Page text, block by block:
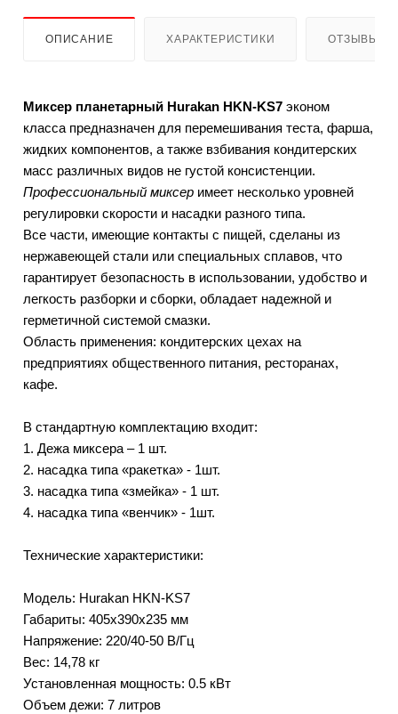
ОПИСАНИЕ ХАРАКТЕРИСТИКИ ОТЗЫВЫ
Миксер планетарный Hurakan HKN-KS7 эконом
класса предназначен для перемешивания теста, фарша,
жидких компонентов, а также взбивания кондитерских
масс различных видов не густой консистенции.
Профессиональный миксер имеет несколько уровней
регулировки скорости и насадки разного типа.
Все части, имеющие контакты с пищей, сделаны из
нержавеющей стали или специальных сплавов, что
гарантирует безопасность в использовании, удобство и
легкость разборки и сборки, обладает надежной и
герметичной системой смазки.
Область применения: кондитерских цехах на
предприятиях общественного питания, ресторанах,
кафе.
В стандартную комплектацию входит:
1. Дежа миксера – 1 шт.
2. насадка типа «ракетка» - 1шт.
3. насадка типа «змейка» - 1 шт.
4. насадка типа «венчик» - 1шт.
Технические характеристики:
Модель: Hurakan HKN-KS7
Габариты: 405х390х235 мм
Напряжение: 220/40-50 В/Гц
Вес: 14,78 кг
Установленная мощность: 0.5 кВт
Объем дежи: 7 литров